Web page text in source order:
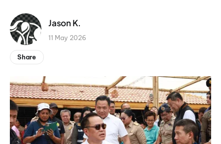
Jason K.
11 May 2026
Share